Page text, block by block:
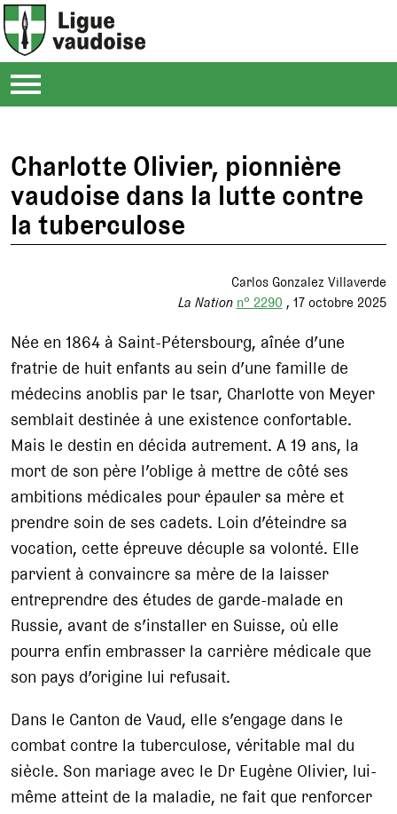
Charlotte Olivier, pionnière
vaudoise dans la lutte contre
la tuberculose
Carlos Gonzalez Villaverde
La Nation n° 2290 17 octobre 2025
Née en 1864 à Saint-Pétersbourg, aînée d’une
fratrie de huit enfants au sein d’une famille de
médecins anoblis par le tsar, Charlotte von Meyer
semblait destinée à une existence confortable.
Mais le destin en décida autrement. A 19 ans, la
mort de son père l’oblige à mettre de côté ses
ambitions médicales pour épauler sa mère et
prendre soin de ses cadets. Loin d’éteindre sa
vocation, cette épreuve décuple sa volonté. Elle
parvient à convaincre sa mère de la laisser
entreprendre des études de garde-malade en
Russie, avant de s’installer en Suisse, où elle
pourra enfin embrasser la carrière médicale que
son pays d’origine lui refusait.
Dans le Canton de Vaud, elle s’engage dans le
combat contre la tuberculose, véritable mal du
siècle. Son mariage avec le Dr Eugène Olivier, lui-
même atteint de la maladie, ne fait que renforcer